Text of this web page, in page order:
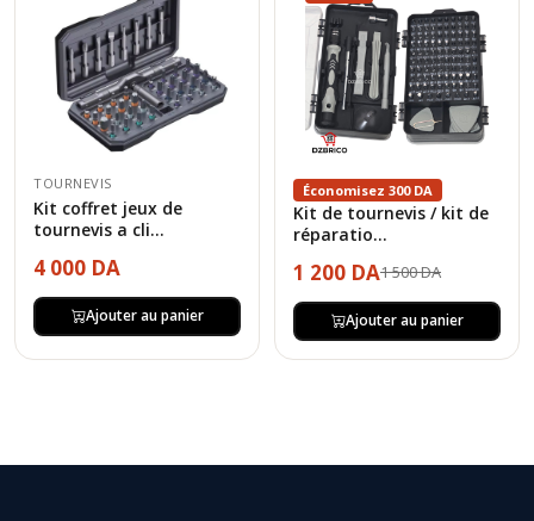
TOURNEVIS
Kit coffret jeux de
tournevis a cli...
4 000 DA
Ajouter au panier
Économisez 300 DA
Kit de tournevis / kit de
réparatio...
1 200 DA1 500 DA
Ajouter au panier